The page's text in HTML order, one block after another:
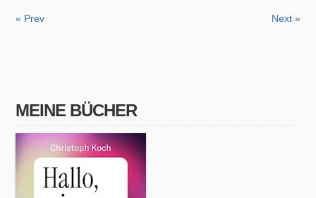
« Prev Next »
MEINE BÜCHER